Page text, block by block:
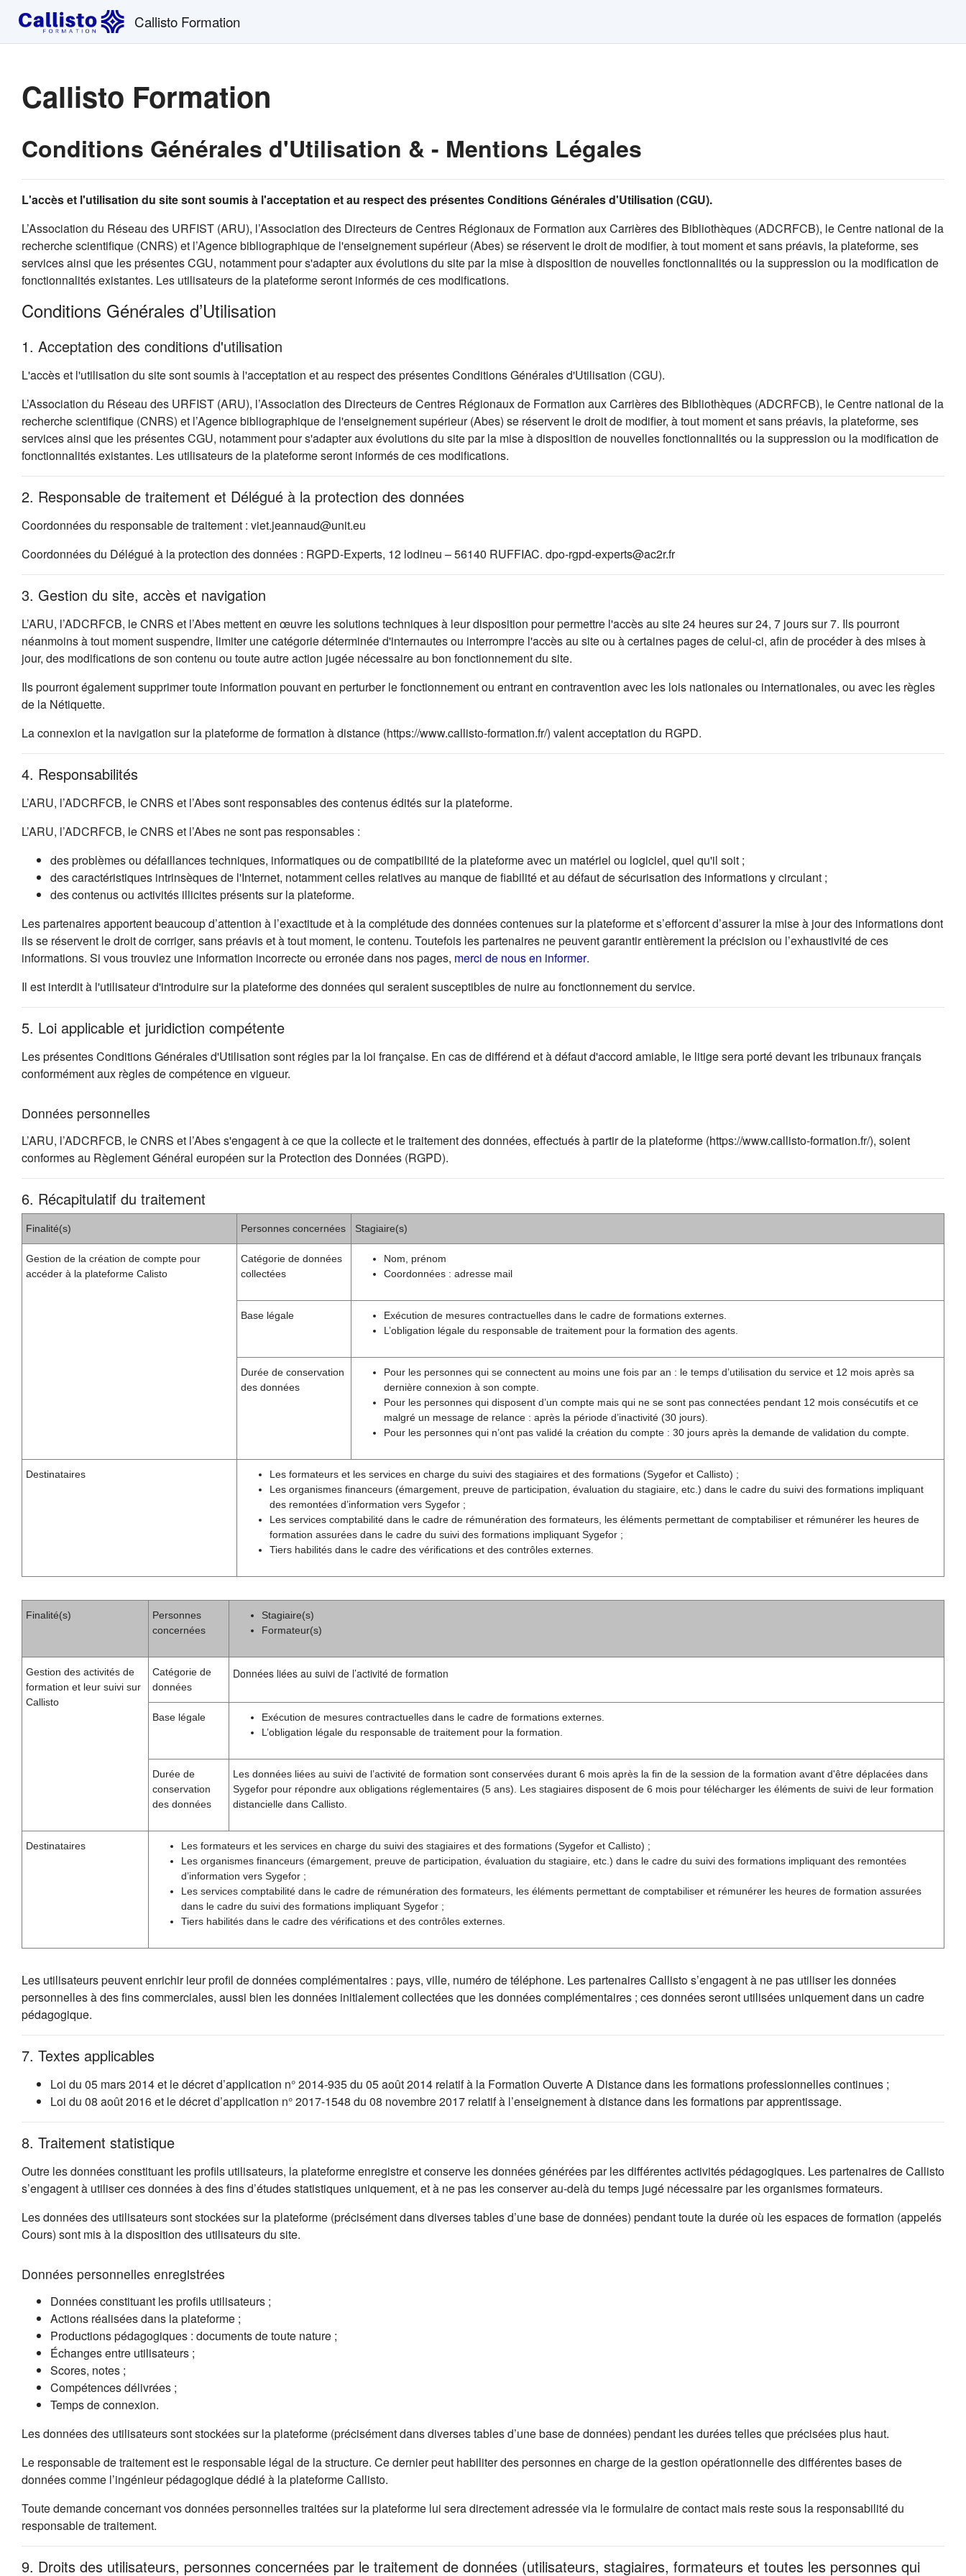
Passer au contenu principal
Callisto Formation
Callisto Formation
Conditions Générales d'Utilisation & - Mentions Légales
L'accès et l'utilisation du site sont soumis à l'acceptation et au respect des présentes Conditions Générales d'Utilisation (CGU).
L’Association du Réseau des URFIST (ARU), l’Association des Directeurs de Centres Régionaux de Formation aux Carrières des Bibliothèques (ADCRFCB), le Centre national de la
recherche scientifique (CNRS) et l’Agence bibliographique de l'enseignement supérieur (Abes) se réservent le droit de modifier, à tout moment et sans préavis, la plateforme, ses
services ainsi que les présentes CGU, notamment pour s'adapter aux évolutions du site par la mise à disposition de nouvelles fonctionnalités ou la suppression ou la modification de
fonctionnalités existantes. Les utilisateurs de la plateforme seront informés de ces modifications.
Conditions Générales d’Utilisation
1. Acceptation des conditions d'utilisation
L'accès et l'utilisation du site sont soumis à l'acceptation et au respect des présentes Conditions Générales d'Utilisation (CGU).
L’Association du Réseau des URFIST (ARU), l’Association des Directeurs de Centres Régionaux de Formation aux Carrières des Bibliothèques (ADCRFCB), le Centre national de la
recherche scientifique (CNRS) et l’Agence bibliographique de l'enseignement supérieur (Abes) se réservent le droit de modifier, à tout moment et sans préavis, la plateforme, ses
services ainsi que les présentes CGU, notamment pour s'adapter aux évolutions du site par la mise à disposition de nouvelles fonctionnalités ou la suppression ou la modification de
fonctionnalités existantes. Les utilisateurs de la plateforme seront informés de ces modifications.
2. Responsable de traitement et Délégué à la protection des données
Coordonnées du responsable de traitement : viet.jeannaud@unit.eu
Coordonnées du Délégué à la protection des données : RGPD-Experts, 12 lodineu – 56140 RUFFIAC. dpo-rgpd-experts@ac2r.fr
3. Gestion du site, accès et navigation
L’ARU, l’ADCRFCB, le CNRS et l’Abes mettent en œuvre les solutions techniques à leur disposition pour permettre l'accès au site 24 heures sur 24, 7 jours sur 7. Ils pourront
néanmoins à tout moment suspendre, limiter une catégorie déterminée d'internautes ou interrompre l'accès au site ou à certaines pages de celui-ci, afin de procéder à des mises à
jour, des modifications de son contenu ou toute autre action jugée nécessaire au bon fonctionnement du site.
Ils pourront également supprimer toute information pouvant en perturber le fonctionnement ou entrant en contravention avec les lois nationales ou internationales, ou avec les règles
de la Nétiquette.
La connexion et la navigation sur la plateforme de formation à distance (https://www.callisto-formation.fr/) valent acceptation du RGPD.
4. Responsabilités
L’ARU, l’ADCRFCB, le CNRS et l’Abes sont responsables des contenus édités sur la plateforme.
L’ARU, l’ADCRFCB, le CNRS et l’Abes ne sont pas responsables :
des problèmes ou défaillances techniques, informatiques ou de compatibilité de la plateforme avec un matériel ou logiciel, quel qu'il soit ;
des caractéristiques intrinsèques de l'Internet, notamment celles relatives au manque de fiabilité et au défaut de sécurisation des informations y circulant ;
des contenus ou activités illicites présents sur la plateforme.
Les partenaires apportent beaucoup d’attention à l’exactitude et à la complétude des données contenues sur la plateforme et s’efforcent d’assurer la mise à jour des informations dont
ils se réservent le droit de corriger, sans préavis et à tout moment, le contenu. Toutefois les partenaires ne peuvent garantir entièrement la précision ou l’exhaustivité de ces
informations. Si vous trouviez une information incorrecte ou erronée dans nos pages, merci de nous en informer(s'ouvre dans un nouvel onglet)
.
Il est interdit à l'utilisateur d'introduire sur la plateforme des données qui seraient susceptibles de nuire au fonctionnement du service.
5. Loi applicable et juridiction compétente
Les présentes Conditions Générales d'Utilisation sont régies par la loi française. En cas de différend et à défaut d'accord amiable, le litige sera porté devant les tribunaux français
conformément aux règles de compétence en vigueur.
Données personnelles
L’ARU, l’ADCRFCB, le CNRS et l’Abes s'engagent à ce que la collecte et le traitement des données, effectués à partir de la plateforme (https://www.callisto-formation.fr/), soient
conformes au Règlement Général européen sur la Protection des Données (RGPD).
6. Récapitulatif du traitement
Finalité(s) Personnes concernées Stagiaire(s)
Gestion de la création de compte pour
accéder à la plateforme Calisto
Catégorie de données
collectées
Nom, prénom
Coordonnées : adresse mail
Base légale
Exécution de mesures contractuelles dans le cadre de formations externes.
L’obligation légale du responsable de traitement pour la formation des agents.
Durée de conservation
des données
Pour les personnes qui se connectent au moins une fois par an : le temps d’utilisation du service et 12 mois après sa
dernière connexion à son compte.
Pour les personnes qui disposent d’un compte mais qui ne se sont pas connectées pendant 12 mois consécutifs et ce
malgré un message de relance : après la période d’inactivité (30 jours).
Pour les personnes qui n’ont pas validé la création du compte : 30 jours après la demande de validation du compte.
Destinataires
Les formateurs et les services en charge du suivi des stagiaires et des formations (Sygefor et Callisto) ;
Les organismes financeurs (émargement, preuve de participation, évaluation du stagiaire, etc.) dans le cadre du suivi des formations impliquant
des remontées d’information vers Sygefor ;
Les services comptabilité dans le cadre de rémunération des formateurs, les éléments permettant de comptabiliser et rémunérer les heures de
formation assurées dans le cadre du suivi des formations impliquant Sygefor ;
Tiers habilités dans le cadre des vérifications et des contrôles externes.
Finalité(s)
Personnes
concernées
Stagiaire(s)
Formateur(s)
Gestion des activités de
formation et leur suivi sur
Callisto
Catégorie de
données
Données liées au suivi de l’activité de formation
Base légale
Exécution de mesures contractuelles dans le cadre de formations externes.
L’obligation légale du responsable de traitement pour la formation.
Durée de
conservation
des données
Les données liées au suivi de l’activité de formation sont conservées durant 6 mois après la fin de la session de la formation avant d'être déplacées dans
Sygefor pour répondre aux obligations réglementaires (5 ans). Les stagiaires disposent de 6 mois pour télécharger les éléments de suivi de leur formation
distancielle dans Callisto.
Destinataires
Les formateurs et les services en charge du suivi des stagiaires et des formations (Sygefor et Callisto) ;
Les organismes financeurs (émargement, preuve de participation, évaluation du stagiaire, etc.) dans le cadre du suivi des formations impliquant des remontées
d’information vers Sygefor ;
Les services comptabilité dans le cadre de rémunération des formateurs, les éléments permettant de comptabiliser et rémunérer les heures de formation assurées
dans le cadre du suivi des formations impliquant Sygefor ;
Tiers habilités dans le cadre des vérifications et des contrôles externes.
Les utilisateurs peuvent enrichir leur profil de données complémentaires : pays, ville, numéro de téléphone. Les partenaires Callisto s’engagent à ne pas utiliser les données
personnelles à des fins commerciales, aussi bien les données initialement collectées que les données complémentaires ; ces données seront utilisées uniquement dans un cadre
pédagogique.
7. Textes applicables
Loi du 05 mars 2014 et le décret d’application n° 2014-935 du 05 août 2014 relatif à la Formation Ouverte A Distance dans les formations professionnelles continues ;
Loi du 08 août 2016 et le décret d’application n° 2017-1548 du 08 novembre 2017 relatif à l’enseignement à distance dans les formations par apprentissage.
8. Traitement statistique
Outre les données constituant les profils utilisateurs, la plateforme enregistre et conserve les données générées par les différentes activités pédagogiques. Les partenaires de Callisto
s’engagent à utiliser ces données à des fins d’études statistiques uniquement, et à ne pas les conserver au-delà du temps jugé nécessaire par les organismes formateurs.
Les données des utilisateurs sont stockées sur la plateforme (précisément dans diverses tables d’une base de données) pendant toute la durée où les espaces de formation (appelés
Cours) sont mis à la disposition des utilisateurs du site.
Données personnelles enregistrées
Données constituant les profils utilisateurs ;
Actions réalisées dans la plateforme ;
Productions pédagogiques : documents de toute nature ;
Échanges entre utilisateurs ;
Scores, notes ;
Compétences délivrées ;
Temps de connexion.
Les données des utilisateurs sont stockées sur la plateforme (précisément dans diverses tables d’une base de données) pendant les durées telles que précisées plus haut.
Le responsable de traitement est le responsable légal de la structure. Ce dernier peut habiliter des personnes en charge de la gestion opérationnelle des différentes bases de
données comme l’ingénieur pédagogique dédié à la plateforme Callisto.
Toute demande concernant vos données personnelles traitées sur la plateforme lui sera directement adressée via le formulaire de contact mais reste sous la responsabilité du
responsable de traitement.
9. Droits des utilisateurs, personnes concernées par le traitement de données (utilisateurs, stagiaires, formateurs et toutes les personnes qui